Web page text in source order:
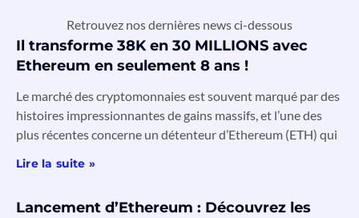
Retrouvez nos dernières news ci-dessous
Il transforme 38K en 30 MILLIONS avec
Ethereum en seulement 8 ans !
Le marché des cryptomonnaies est souvent marqué par des
histoires impressionnantes de gains massifs, et l’une des
plus récentes concerne un détenteur d’Ethereum (ETH) qui
Lire la suite »
Lancement d’Ethereum : Découvrez les